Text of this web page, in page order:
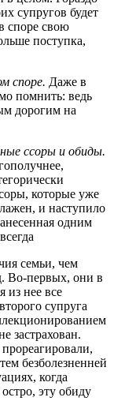
супругов будет
споре свою
поступка,
споре. Даже в
помнить: ведь
дорогим на
ссоры и обиды.
которые уже
и наступило
одним
семьи, чем
Во-первых, они в
из нее все
супруга
застрахован.
безболезненней
когда
эту обиду